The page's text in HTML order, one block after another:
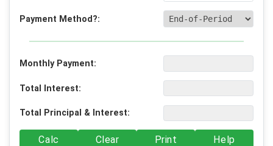
Payment Method?:
Monthly Payment:
Total Interest:
Total Principal & Interest:
Calc Clear Print
Help